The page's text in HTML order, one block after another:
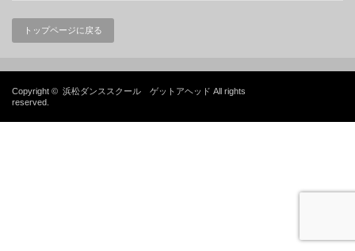
トップページに戻る
Copyright © 浜松ダンススクール ゲットアヘッド All rights
reserved.